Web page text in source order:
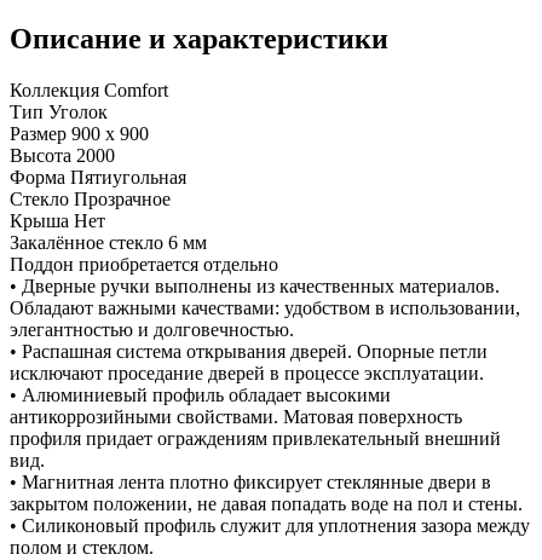
Описание и характеристики
Коллекция Comfort
Тип Уголок
Размер 900 x 900
Высота 2000
Форма Пятиугольная
Стекло Прозрачное
Крыша Нет
Закалённое стекло 6 мм
Поддон приобретается отдельно
• Дверные ручки выполнены из качественных материалов.
Обладают важными качествами: удобством в использовании,
элегантностью и долговечностью.
• Распашная система открывания дверей. Опорные петли
исключают проседание дверей в процессе эксплуатации.
• Алюминиевый профиль обладает высокими
антикоррозийными свойствами. Матовая поверхность
профиля придает ограждениям привлекательный внешний
вид.
• Магнитная лента плотно фиксирует стеклянные двери в
закрытом положении, не давая попадать воде на пол и стены.
• Силиконовый профиль служит для уплотнения зазора между
полом и стеклом.